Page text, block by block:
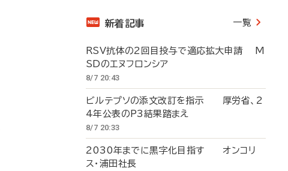
新着記事 一覧
RSV抗体の2回目投与で適応拡大申請 M
SDのエヌフロンシア
8/7 20:43
ビルテプソの添文改訂を指示 厚労省、2
4年公表のP3結果踏まえ
8/7 20:33
2030年までに黒字化目指す オンコリ
ス・浦田社長